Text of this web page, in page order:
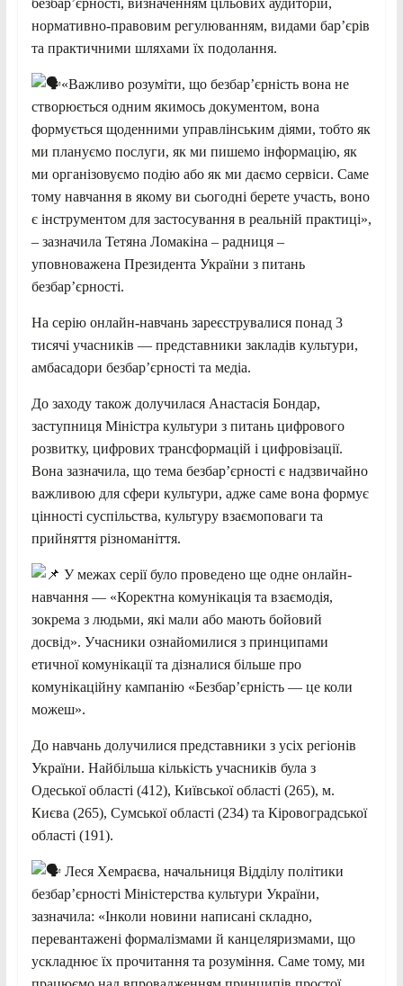
безбар’єрності, визначенням цільових аудиторій,
нормативно-правовим регулюванням, видами бар’єрів
та практичними шляхами їх подолання.
«Важливо розуміти, що безбар’єрність вона не
створюється одним якимось документом, вона
формується щоденними управлінським діями, тобто як
ми плануємо послуги, як ми пишемо інформацію, як
ми організовуємо подію або як ми даємо сервіси. Саме
тому навчання в якому ви сьогодні берете участь, воно
є інструментом для застосування в реальній практиці»,
– зазначила Тетяна Ломакіна – радниця –
уповноважена Президента України з питань
безбар’єрності.
На серію онлайн-навчань зареєструвалися понад 3
тисячі учасників — представники закладів культури,
амбасадори безбар’єрності та медіа.
До заходу також долучилася Анастасія Бондар,
заступниця Міністра культури з питань цифрового
розвитку, цифрових трансформацій і цифровізації.
Вона зазначила, що тема безбар’єрності є надзвичайно
важливою для сфери культури, адже саме вона формує
цінності суспільства, культуру взаємоповаги та
прийняття різноманіття.
У межах серії було проведено ще одне онлайн-
навчання — «Коректна комунікація та взаємодія,
зокрема з людьми, які мали або мають бойовий
досвід». Учасники ознайомилися з принципами
етичної комунікації та дізналися більше про
комунікаційну кампанію «Безбар’єрність — це коли
можеш».
До навчань долучилися представники з усіх регіонів
України. Найбільша кількість учасників була з
Одеської області (412), Київської області (265), м.
Києва (265), Сумської області (234) та Кіровоградської
області (191).
Леся Хемраєва, начальниця Відділу політики
безбар’єрності Міністерства культури України,
зазначила: «Інколи новини написані складно,
перевантажені формалізмами й канцеляризмами, що
ускладнює їх прочитання та розуміння. Саме тому, ми